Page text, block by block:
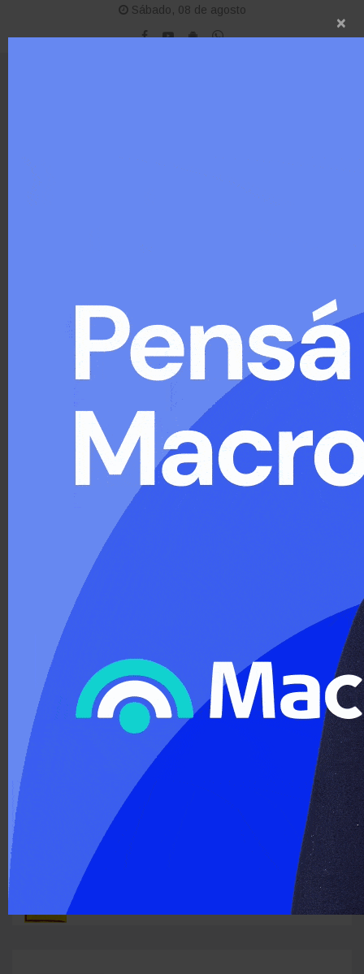
Sábado, 08 de agosto
ÚLTIMO MOMENTO :
Detectan cocaína oculta en carne que iba a ser entregada a
›
×